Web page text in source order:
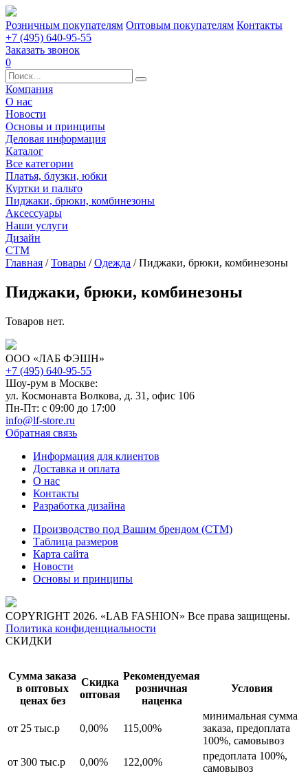
Розничным покупателям Оптовым покупателям Контакты
+7 (495) 640-95-55
Заказать звонок
0
Компания
О нас
Новости
Основы и принципы
Деловая информация
Каталог
Все категории
Платья, блузки, юбки
Куртки и пальто
Пиджаки, брюки, комбинезоны
Аксессуары
Наши услуги
Дизайн
СТМ
Главная / Товары / Одежда /Пиджаки, брюки, комбинезоны
Пиджаки, брюки, комбинезоны
Товаров нет.
ООО «ЛАБ ФЭШН»
+7 (495) 640-95-55
Шоу-рум в Москве:
ул. Космонавта Волкова, д. 31, офис 106
Пн-Пт: с 09:00 до 17:00
info@lf-store.ru
Обратная связь
Информация для клиентов
Доставка и оплата
О нас
Контакты
Разработка дизайна
Производство под Вашим брендом (СТМ)
Таблица размеров
Карта сайта
Новости
Основы и принципы
COPYRIGHT 2026. «LAB FASHION» Все права защищены.
Политика конфиденциальности
СКИДКИ
Сумма заказа
в оптовых
ценах без
Скидка
оптовая
Рекомендуемая
розничная
наценка
Условия
от 25 тыс.р 0,00% 115,00%
минимальная сумма
заказа, предоплата
100%, самовывоз
от 300 тыс.р
0,00% 122,00%
предоплата 100%,
самовывоз